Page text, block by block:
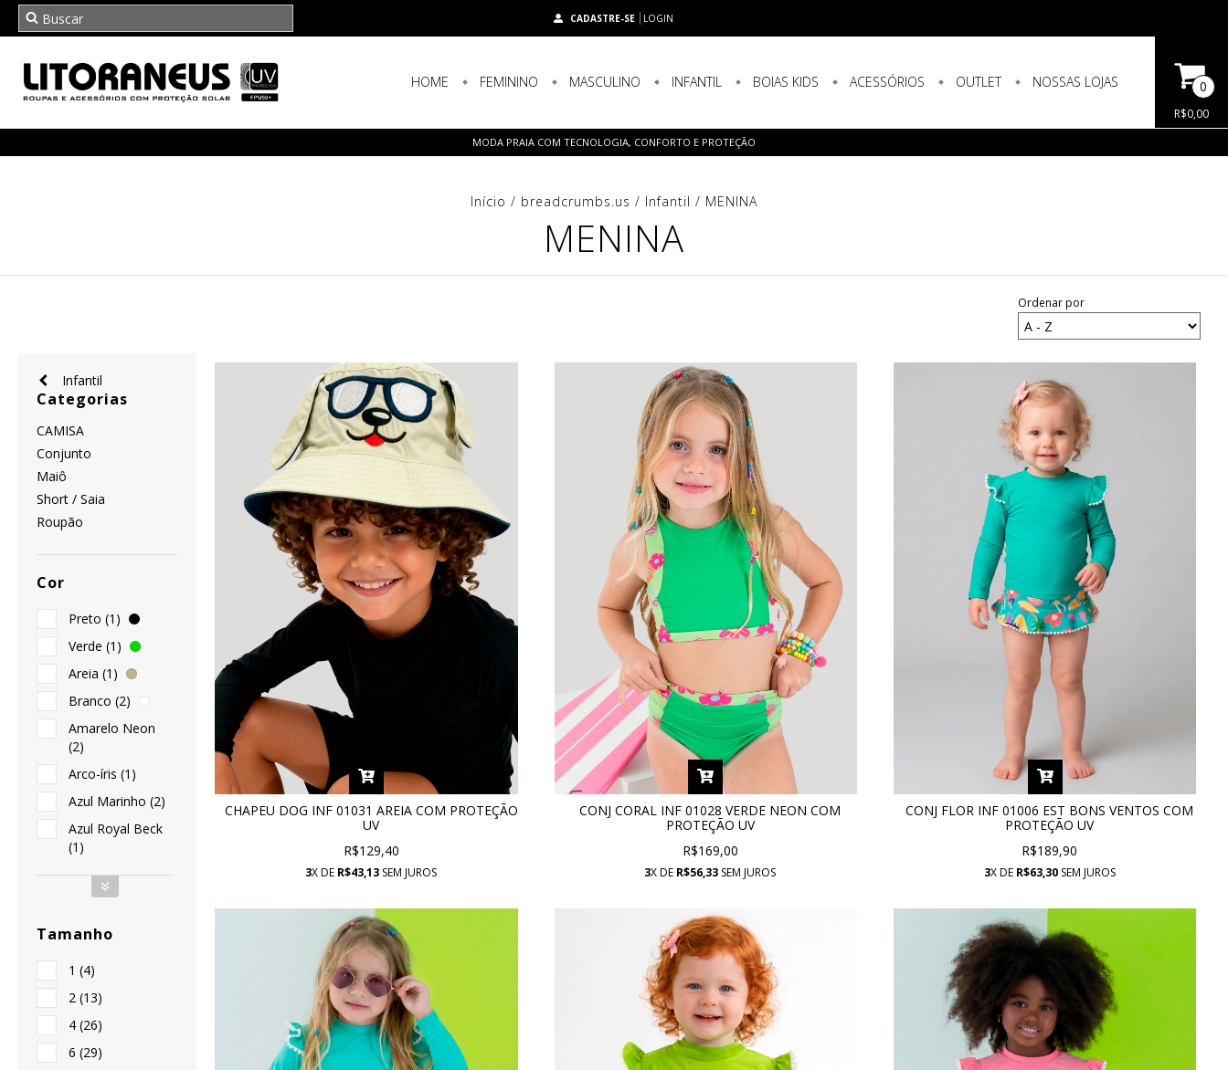
CADASTRE-SE LOGIN
HOME FEMININO MASCULINO INFANTIL BOIAS KIDS ACESSÓRIOS OUTLET NOSSAS LOJAS 0
R$0,00
MODA PRAIA COM TECNOLOGIA, CONFORTO E PROTEÇÃO
Início / breadcrumbs.us / Infantil / MENINA
MENINA
Ordenar por
Infantil
Categorias
CAMISA
Conjunto
Maiô
Short / Saia
Roupão
Cor
Preto (1)
Verde (1)
Areia (1)
Branco (2)
Amarelo Neon
(2)
Arco-íris (1)
Azul Marinho (2)
Azul Royal Beck
(1)
Tamanho
1 (4)
2 (13)
4 (26)
6 (29)
CHAPEU DOG INF 01031 AREIA COM PROTEÇÃO
UV
R$129,40
3X DE R$43,13 SEM JUROS
CONJ CORAL INF 01028 VERDE NEON COM
PROTEÇÃO UV
R$169,00
3X DE R$56,33 SEM JUROS
CONJ FLOR INF 01006 EST BONS VENTOS COM
PROTEÇÃO UV
R$189,90
3X DE R$63,30SEM JUROS